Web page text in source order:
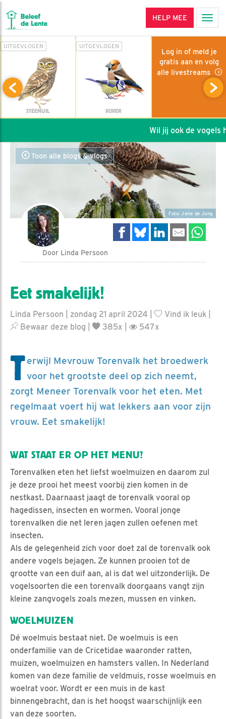
HELP MEE
UITGEVLOGEN
STEENUIL
UITGEVLOGEN
VIJVER
Log in of meld je
gratis aan en volg
alle livestreams
Wil jij ook de vogels
Toon alle blogs & vlogs
Foto: Jelle de Jong
Door Linda Persoon
Eet smakelijk!
Linda Persoon | zondag 21 april 2024 | Vind ik leuk
Bewaar deze blog
385x | 547x
Terwijl Mevrouw Torenvalk het broedwerk
voor het grootste deel op zich neemt,
zorgt Meneer Torenvalk voor het eten. Met
regelmaat voert hij wat lekkers aan voor zijn
vrouw. Eet smakelijk!
WAT STAAT ER OP HET MENU?
Torenvalken eten het liefst woelmuizen en daarom zul
je deze prooi het meest voorbij zien komen in de
nestkast. Daarnaast jaagt de torenvalk vooral op
hagedissen, insecten en wormen. Vooral jonge
torenvalken die net leren jagen zullen oefenen met
insecten.
Als de gelegenheid zich voor doet zal de torenvalk ook
andere vogels bejagen. Ze kunnen prooien tot de
grootte van een duif aan, al is dat wel uitzonderlijk. De
vogelsoorten die een torenvalk doorgaans vangt zijn
kleine zangvogels zoals mezen, mussen en vinken.
WOELMUIZEN
Dé woelmuis bestaat niet. De woelmuis is een
onderfamilie van de Cricetidae waaronder ratten,
muizen, woelmuizen en hamsters vallen. In Nederland
komen van deze familie de veldmuis, rosse woelmuis en
woelrat voor. Wordt er een muis in de kast
binnengebracht, dan is het hoogst waarschijnlijk een
van deze soorten.